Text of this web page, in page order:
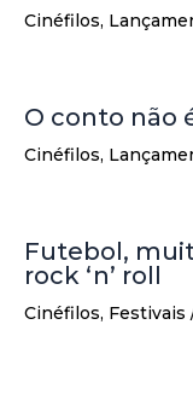
Cinéfilos,
O conto não
Cinéfilos,
Futebol,
rock ‘n’ roll
Cinéfilos, Festivais